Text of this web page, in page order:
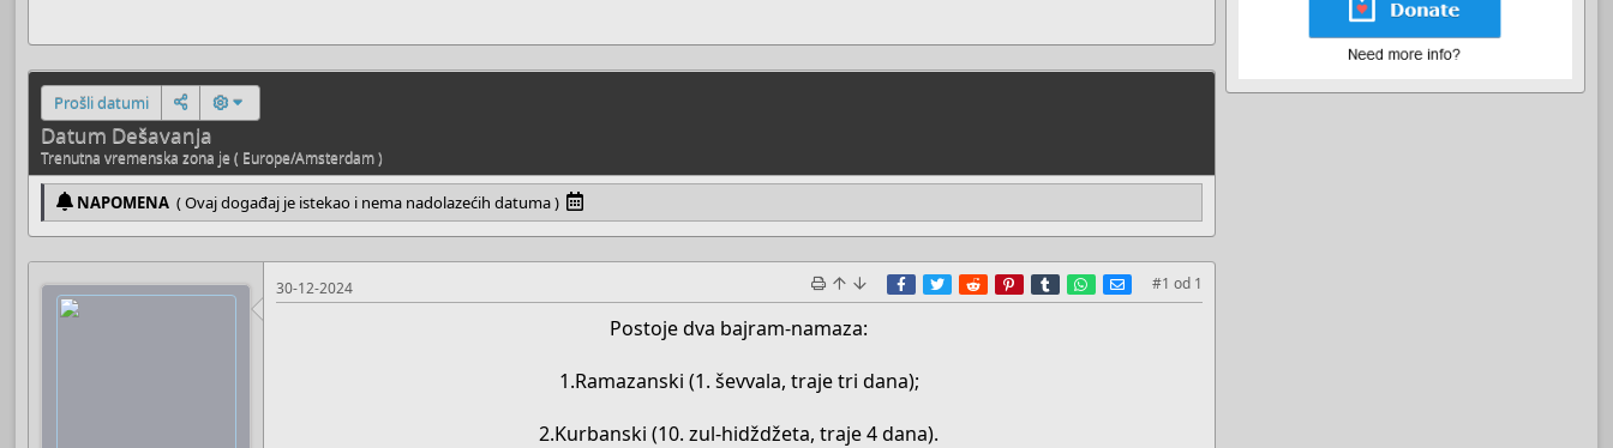
Prošli datumi
Datum Dešavanja
Trenutna vremenska zona je ( Europe/Amsterdam )
NAPOMENA ( Ovaj događaj je istekao i nema nadolazećih datuma )
30-12-2024 Facebook
TwitterRedditPinterest
TumblrWhatsApp
E-mail
#1 od 1
Postoje dva bajram-namaza:
1.Ramazanski (1. ševvala, traje tri dana);
2.Kurbanski (10. zul-hidždžeta, traje 4 dana).